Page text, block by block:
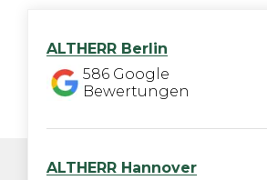
ALTHERR Berlin
586 Google
Bewertungen
ALTHERR Hannover